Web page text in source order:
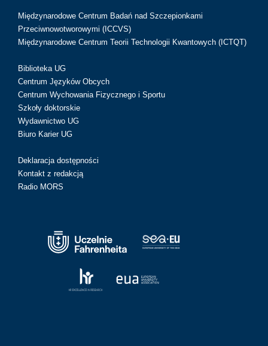
Międzynarodowe Centrum Badań nad Szczepionkami
Przeciwnowotworowymi (ICCVS)
Międzynarodowe Centrum Teorii Technologii Kwantowych (ICTQT)
Biblioteka UG
Centrum Języków Obcych
Centrum Wychowania Fizycznego i Sportu
Szkoły doktorskie
Wydawnictwo UG
Biuro Karier UG
Deklaracja dostępności
Kontakt z redakcją
Radio MORS